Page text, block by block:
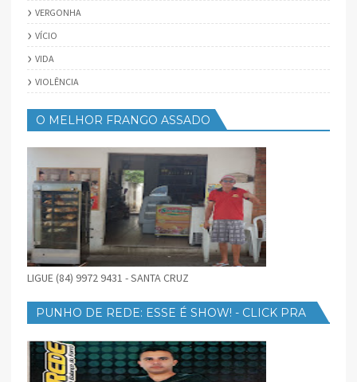
VERGONHA
VÍCIO
VIDA
VIOLÊNCIA
O MELHOR FRANGO ASSADO
LIGUE (84) 9972 9431 - SANTA CRUZ
PUNHO DE REDE: ESSE É SHOW! - CLICK PRA